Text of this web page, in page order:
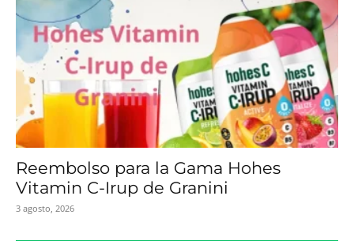
Reembolso para la Gama Hohes
Vitamin C-Irup de Granini
3 agosto, 2026